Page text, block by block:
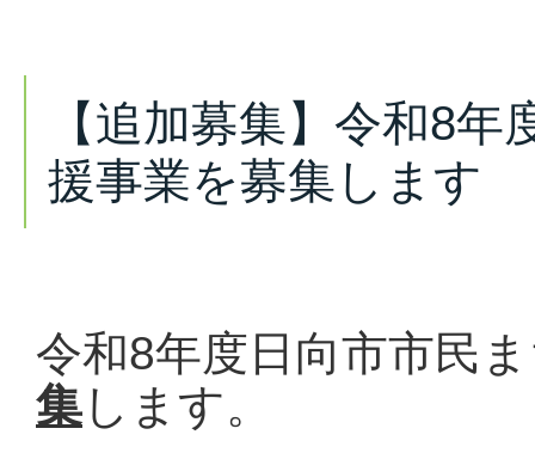
【追加募集】令和8
援事業を募集します
令和8年度日向市市民
集します。